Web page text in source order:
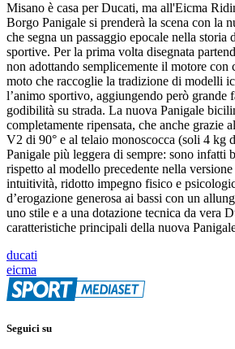
Misano è casa per Ducati, ma all'Eicma
Borgo Panigale si prenderà la scena con la
che segna un passaggio epocale nella
sportive. Per la prima volta disegnata
non adottando semplicemente il motore con
moto che raccoglie la tradizione di modelli
l’animo sportivo, aggiungendo però grande
godibilità su strada. La nuova Panigale
completamente ripensata, che anche grazie
V2 di 90° e al telaio monoscocca (soli 4 kg
Panigale più leggera di sempre: sono infatti
rispetto al modello precedente nella
intuitività, ridotto impegno fisico e
d’erogazione generosa ai bassi con un
uno stile e a una dotazione tecnica da vera
caratteristiche principali della nuova
ducati
eicma
Seguici su